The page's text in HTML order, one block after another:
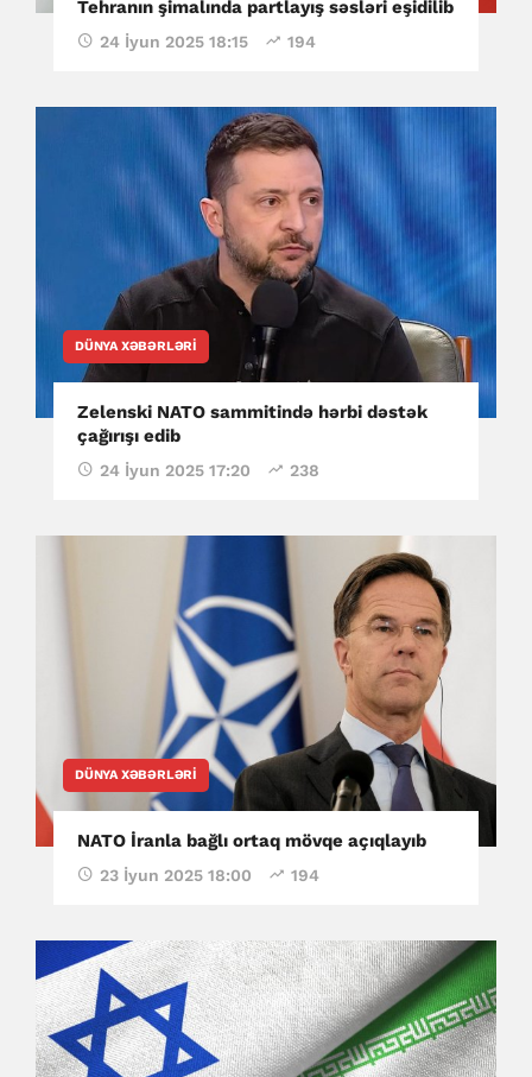
Tehranın şimalında partlayış səsləri eşidilib
24 İyun 2025 18:15 194
DÜNYA XƏBƏRLƏRI
Zelenski NATO sammitində hərbi dəstək
çağırışı edib
24 İyun 2025 17:20 238
DÜNYA XƏBƏRLƏRI
NATO İranla bağlı ortaq mövqe açıqlayıb
23 İyun 2025 18:00 194